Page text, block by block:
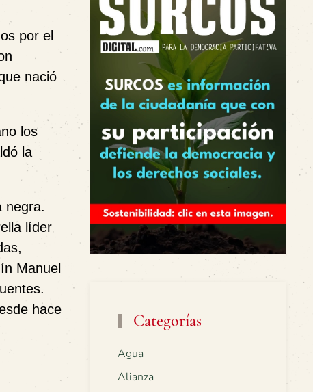
por el
nació
los
la
negra.
líder
Manuel
hace
Categorías
Agua
Alianza